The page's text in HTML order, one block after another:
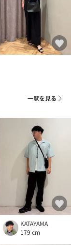
一覧を見る
KATAYAMA
179 cm